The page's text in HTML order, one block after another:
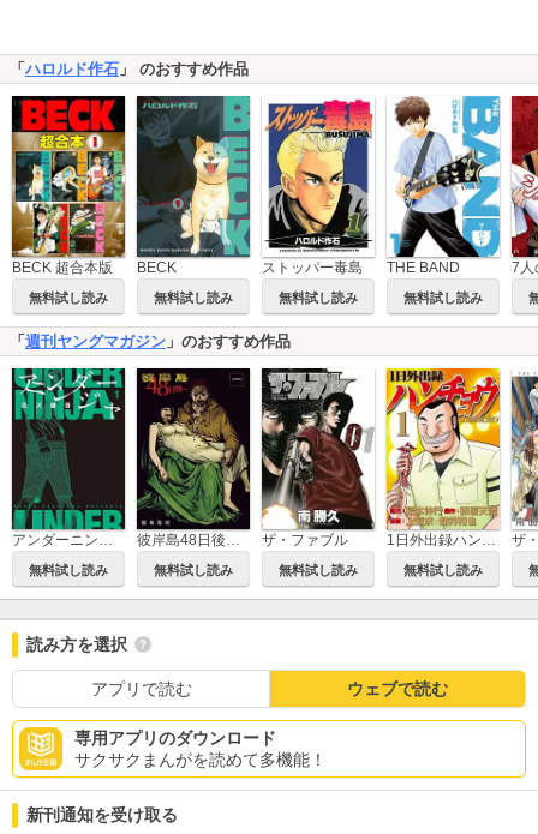
「 ハロルド作石 」 のおすすめ作品
BECK 超合本版
無料試し読み
BECK
無料試し読み
ストッパー毒島
無料試し読み
THE BAND
無料試し読み
「 週刊ヤングマガジン 」のおすすめ作品
無料試し読み
彼岸島48日後…
無料試し読み
ザ・ファブル
無料試し読み 無料試し読み
読み方を選択
アプリで読む ウェブで読む
専用アプリのダウンロード
サクサクまんがを読めて多機能！
新刊通知を受け取る